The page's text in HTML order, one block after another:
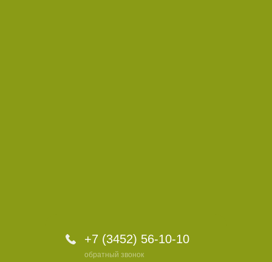
обратный звонок
+7 (3452) 56-10-10